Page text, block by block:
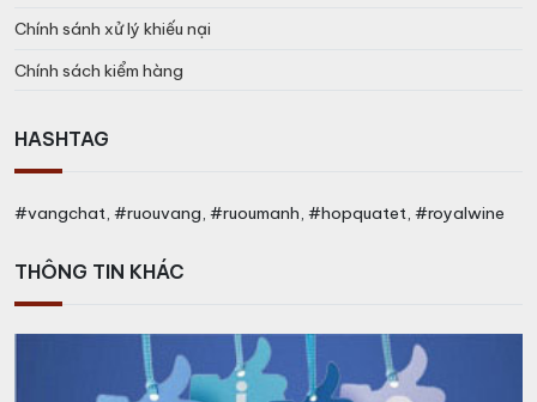
Chính sánh xử lý khiếu nại
Chính sách kiểm hàng
HASHTAG
#vangchat, #ruouvang, #ruoumanh, #hopquatet, #royalwine
THÔNG TIN KHÁC